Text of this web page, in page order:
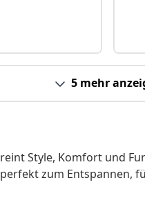
5 mehr
Style, Komfort und
zum Entspannen,